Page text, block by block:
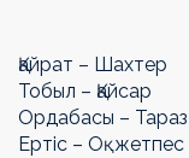
Қайрат – Шахтер
Тобыл – Қайсар
Ордабасы – Тараз
Ертіс – Оқжетпес